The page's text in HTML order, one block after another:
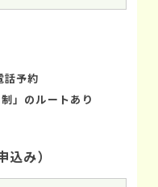
予約
」のルートあり
み）